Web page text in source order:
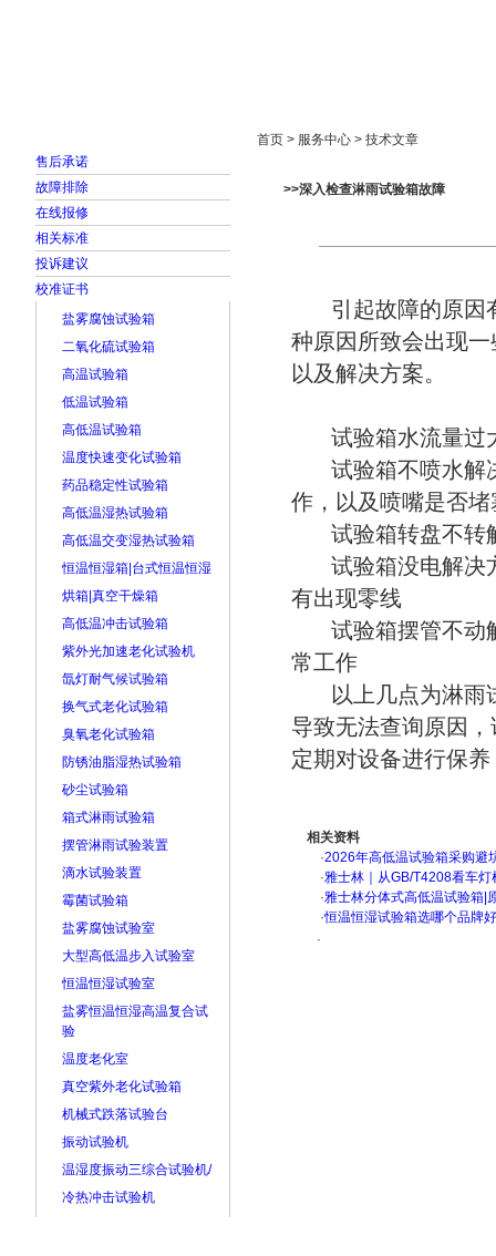
售后承诺
故障排除
在线报修
相关标准
投诉建议
校准证书
盐雾腐蚀试验箱
二氧化硫试验箱
高温试验箱
低温试验箱
高低温试验箱
温度快速变化试验箱
药品稳定性试验箱
高低温湿热试验箱
高低温交变湿热试验箱
恒温恒湿箱|台式恒温恒湿
烘箱|真空干燥箱
高低温冲击试验箱
紫外光加速老化试验机
氙灯耐气候试验箱
换气式老化试验箱
臭氧老化试验箱
防锈油脂湿热试验箱
砂尘试验箱
箱式淋雨试验箱
摆管淋雨试验装置
滴水试验装置
霉菌试验箱
盐雾腐蚀试验室
大型高低温步入试验室
恒温恒湿试验室
盐雾恒温恒湿高温复合试
验
温度老化室
真空紫外老化试验箱
机械式跌落试验台
振动试验机
温湿度振动三综合试验机/
冷热冲击试验机
首页 > 服务中心 > 技术文章
>>深入检查淋雨试验箱故障
引起故障的原因
种原因所致会出现
以及解决方案。
试验箱水流量过
试验箱不喷水解
作，以及喷嘴是否堵
试验箱转盘不转
试验箱没电解决
有出现零线
试验箱摆管不动
常工作
以上几点为淋
导致无法查询原因
定期对设备进行保
相关资料
·2026年高低温试验箱采购
·雅士林｜从GB/T4208看车
·雅士林分体式高低温试验箱|
·恒温恒湿试验箱选哪个品牌
·